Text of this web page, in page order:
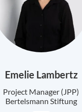
Emelie Lambertz
Project Manager (JPP)
Bertelsmann Stiftung